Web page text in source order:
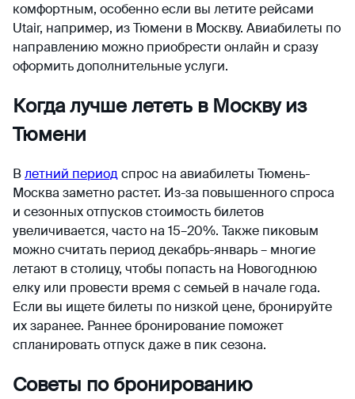
комфортным, особенно если вы летите рейсами
Utair, например, из Тюмени в Москву. Авиабилеты по
направлению можно приобрести онлайн и сразу
оформить дополнительные услуги.
Когда лучше лететь в Москву из
Тюмени
Влетний периодспрос на авиабилеты Тюмень-
Москва заметно растет. Из-за повышенного спроса
и сезонных отпусков стоимость билетов
увеличивается, часто на 15–20%. Также пиковым
можно считать период декабрь-январь – многие
летают в столицу, чтобы попасть на Новогоднюю
елку или провести время с семьей в начале года.
Если вы ищете билеты по низкой цене, бронируйте
их заранее. Раннее бронирование поможет
спланировать отпуск даже в пик сезона.
Советы по бронированию